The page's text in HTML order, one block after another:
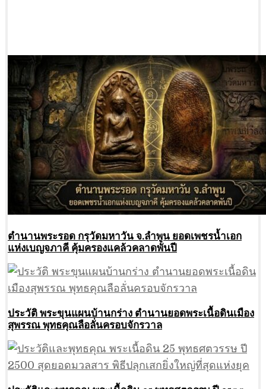
ตำนานพระรอด กรุวัดมหาวัน จ.ลำพูน ยอดเพชรน้ำเอก
แห่งเบญจภาคี คุ้มครองแคล้วคลาดพันปี
ประวัติ พระขุนแผนบ้านกร่าง ตำนานยอดพระเนื้อดินเมือง
สุพรรณ พุทธคุณลือลั่นครอบจักรวาล